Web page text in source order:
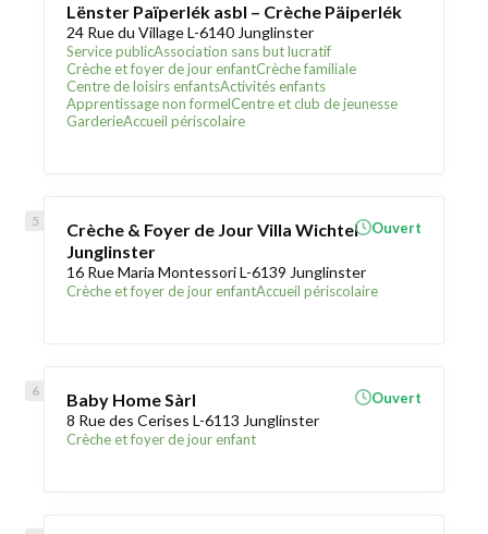
Lënster Païperlék asbl – Crèche Päiperlék
24 Rue du Village L-6140 Junglinster
Service publicAssociation sans but lucratif
Crèche et foyer de jour enfantCrèche familiale
Centre de loisirs enfantsActivités enfants
Apprentissage non formelCentre et club de jeunesse
GarderieAccueil périscolaire
Crèche & Foyer de Jour Villa Wichtel
Junglinster
16 Rue Maria Montessori L-6139 Junglinster
Crèche et foyer de jour enfantAccueil périscolaire
Ouvert
Baby Home Sàrl
8 Rue des Cerises L-6113 Junglinster
Crèche et foyer de jour enfant
Ouvert